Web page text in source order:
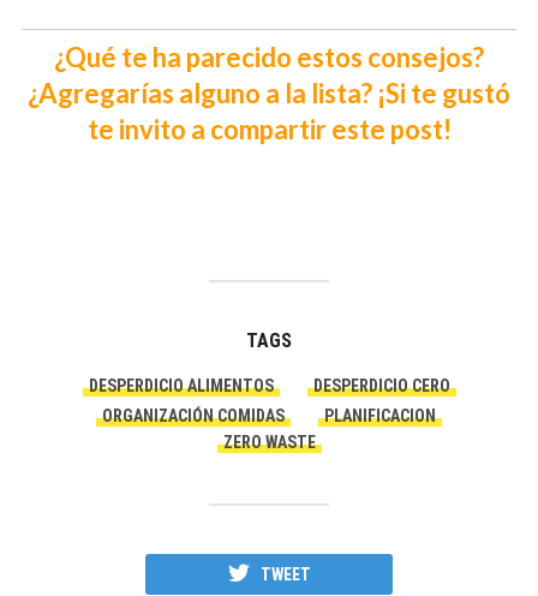
¿Qué te ha parecido estos consejos?
¿Agregarías alguno a la lista? ¡Si te gustó
te invito a compartir este post!
TAGS
DESPERDICIO ALIMENTOS
DESPERDICIO CERO
ORGANIZACIÓN COMIDAS
PLANIFICACION
ZERO WASTE
TWEET